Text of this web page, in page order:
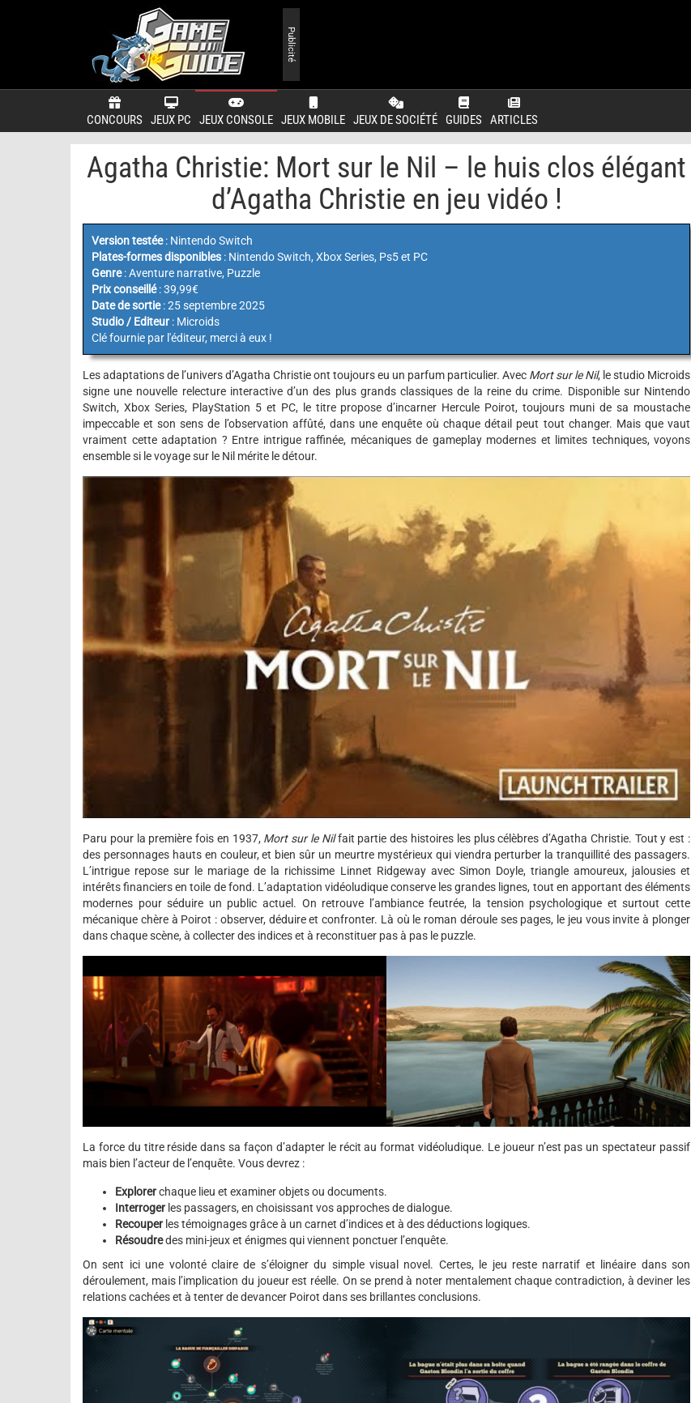
CONCOURS JEUX PC JEUX CONSOLE JEUX MOBILE JEUX DE SOCIÉTÉ GUIDES ARTICLES
Publicité
Agatha Christie: Mort sur le Nil – le huis clos élégant
d’Agatha Christie en jeu vidéo !
Version testée: Nintendo Switch
Plates-formes disponibles : Nintendo Switch, Xbox Series, Ps5 et PC
Genre: Aventure narrative, Puzzle
Prix conseillé: 39,99€
Date de sortie: 25 septembre 2025
Studio / Editeur : Microids
Clé fournie par l'éditeur, merci à eux !
Les adaptations de l’univers d’Agatha Christie ont toujours eu un parfum particulier. Avec Mort sur le Nil, le studio Microids
signe une nouvelle relecture interactive d’un des plus grands classiques de la reine du crime. Disponible sur Nintendo
Switch, Xbox Series, PlayStation 5 et PC, le titre propose d’incarner Hercule Poirot, toujours muni de sa moustache
impeccable et son sens de l’observation affûté, dans une enquête où chaque détail peut tout changer. Mais que vaut
vraiment cette adaptation ? Entre intrigue raffinée, mécaniques de gameplay modernes et limites techniques, voyons
ensemble si le voyage sur le Nil mérite le détour.
Paru pour la première fois en 1937, Mort sur le Nilfait partie des histoires les plus célèbres d’Agatha Christie. Tout y est :
des personnages hauts en couleur, et bien sûr un meurtre mystérieux qui viendra perturber la tranquillité des passagers.
L’intrigue repose sur le mariage de la richissime Linnet Ridgeway avec Simon Doyle, triangle amoureux, jalousies et
intérêts financiers en toile de fond. L’adaptation vidéoludique conserve les grandes lignes, tout en apportant des éléments
modernes pour séduire un public actuel. On retrouve l’ambiance feutrée, la tension psychologique et surtout cette
mécanique chère à Poirot : observer, déduire et confronter. Là où le roman déroule ses pages, le jeu vous invite à plonger
dans chaque scène, à collecter des indices et à reconstituer pas à pas le puzzle.
La force du titre réside dans sa façon d’adapter le récit au format vidéoludique. Le joueur n’est pas un spectateur passif
mais bien l’acteur de l’enquête. Vous devrez :
Explorerchaque lieu et examiner objets ou documents.
Interroger les passagers, en choisissant vos approches de dialogue.
Recouper les témoignages grâce à un carnet d’indices et à des déductions logiques.
Résoudredes mini-jeux et énigmes qui viennent ponctuer l’enquête.
On sent ici une volonté claire de s’éloigner du simple visual novel. Certes, le jeu reste narratif et linéaire dans son
déroulement, mais l’implication du joueur est réelle. On se prend à noter mentalement chaque contradiction, à deviner les
relations cachées et à tenter de devancer Poirot dans ses brillantes conclusions.